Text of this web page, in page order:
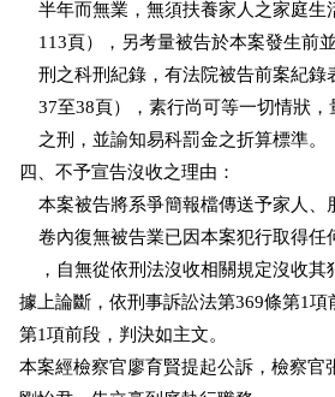
半年而無業，無須扶養家人之家庭
113頁），另考量被告於本案發生前
刑之科刑紀錄，有法院被告前案紀
37至38頁），素行尚可等一切情狀
    之刑，並諭知易科罰金之折算標準。
四、不予宣告沒收之理由：
本案被告將系爭簡報檔傳送予家人、
卷內復無被告業已因本案犯行取得
，自無從依刑法沒收相關規定沒收其
據上論斷，依刑事訴訟法第369條第1項
第1項前段，判決如主文。
本案經檢察官廖育賢提起公訴，檢察官